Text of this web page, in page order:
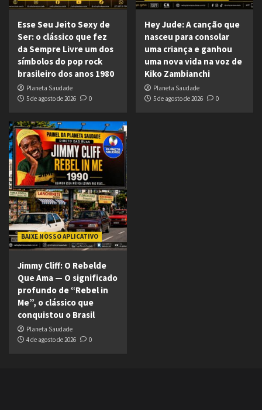
Esse Seu Jeito Sexy de
Ser: o clássico que fez
da Sempre Livre um dos
símbolos do pop rock
brasileiro dos anos 1980
Planeta Saudade
5 de agosto de 2026
0
Hey Jude: A canção que
nasceu para consolar
uma criança e ganhou
uma nova vida na voz de
Kiko Zambianchi
Planeta Saudade
5 de agosto de 2026
0
BAIXE NOSSO APLICATIVO
Jimmy Cliff: O Rebelde
Que Ama — O significado
profundo de “Rebel in
Me”, o clássico que
conquistou o Brasil
Planeta Saudade
4 de agosto de 2026
0